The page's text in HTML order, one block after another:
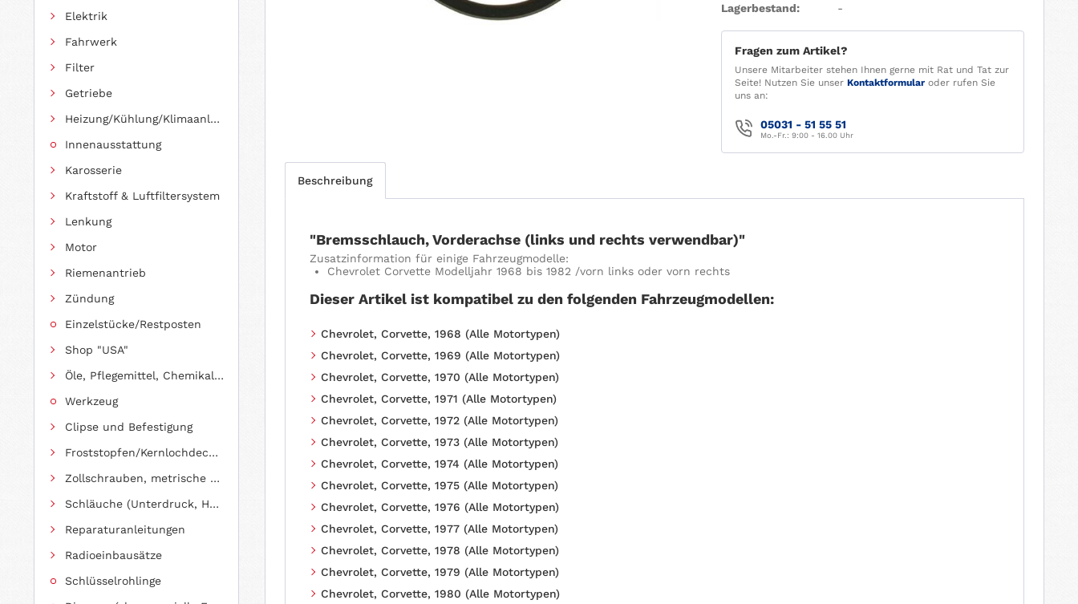
Elektrik
Fahrwerk
Filter
Getriebe
Heizung/Kühlung/Klimaanlage
Innenausstattung
Karosserie
Kraftstoff & Luftfiltersystem
Lenkung
Motor
Riemenantrieb
Zündung
Einzelstücke/Restposten
Shop "USA"
Öle, Pflegemittel, Chemikalien und Additive
Werkzeug
Clipse und Befestigung
Froststopfen/Kernlochdeckel (nach Abmessung sortiert)
Zollschrauben, metrische Schauben, Stehbolzen
Schläuche (Unterdruck, Heizung, Kraftstoff usw.) und Zubehör
Reparaturanleitungen
Radioeinbausätze
Schlüsselrohlinge
Lagerbestand:
-
Fragen zum Artikel?
Unsere Mitarbeiter stehen Ihnen gerne mit Rat und Tat zur
Seite! Nutzen Sie unser Kontaktformularoder rufen Sie
uns an:
05031 - 51 55 51
Mo.-Fr.: 9:00 - 16.00 Uhr
Beschreibung
"Bremsschlauch, Vorderachse (links und rechts verwendbar)"
Zusatzinformation für einige Fahrzeugmodelle:
Chevrolet Corvette Modelljahr 1968 bis 1982 /vorn links oder vorn rechts
Dieser Artikel ist kompatibel zu den folgenden Fahrzeugmodellen:
Chevrolet, Corvette, 1968 (Alle Motortypen)
Chevrolet, Corvette, 1969 (Alle Motortypen)
Chevrolet, Corvette, 1970 (Alle Motortypen)
Chevrolet, Corvette, 1971 (Alle Motortypen)
Chevrolet, Corvette, 1972 (Alle Motortypen)
Chevrolet, Corvette, 1973 (Alle Motortypen)
Chevrolet, Corvette, 1974 (Alle Motortypen)
Chevrolet, Corvette, 1975 (Alle Motortypen)
Chevrolet, Corvette, 1976 (Alle Motortypen)
Chevrolet, Corvette, 1977 (Alle Motortypen)
Chevrolet, Corvette, 1978 (Alle Motortypen)
Chevrolet, Corvette, 1979 (Alle Motortypen)
Chevrolet, Corvette, 1980 (Alle Motortypen)